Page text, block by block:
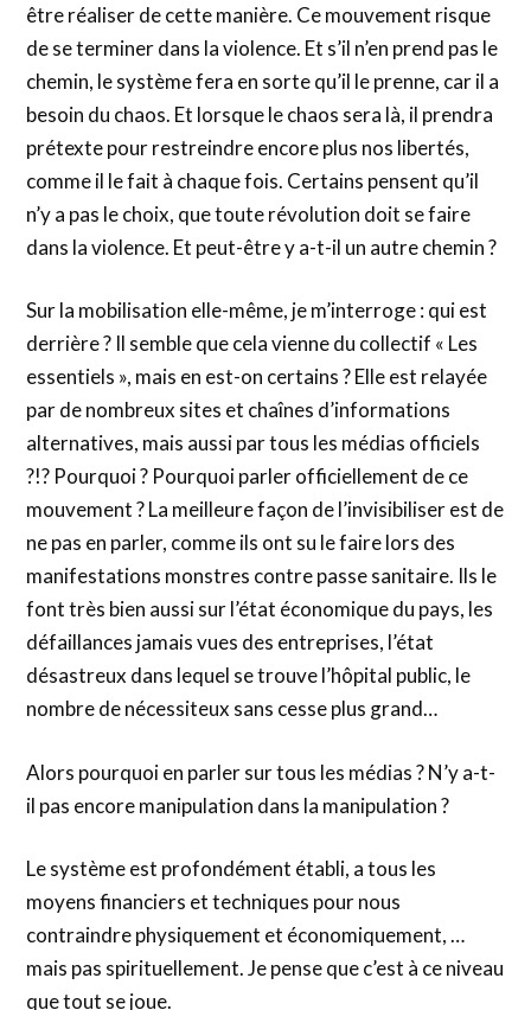
être réaliser de cette manière. Ce mouvement risque
de se terminer dans la violence. Et s’il n’en prend pas le
chemin, le système fera en sorte qu’il le prenne, car il a
besoin du chaos. Et lorsque le chaos sera là, il prendra
prétexte pour restreindre encore plus nos libertés,
comme il le fait à chaque fois. Certains pensent qu’il
n’y a pas le choix, que toute révolution doit se faire
dans la violence. Et peut-être y a-t-il un autre chemin ?
Sur la mobilisation elle-même, je m’interroge : qui est
derrière ? Il semble que cela vienne du collectif « Les
essentiels », mais en est-on certains ? Elle est relayée
par de nombreux sites et chaînes d’informations
alternatives, mais aussi par tous les médias officiels
?!? Pourquoi ? Pourquoi parler officiellement de ce
mouvement ? La meilleure façon de l’invisibiliser est de
ne pas en parler, comme ils ont su le faire lors des
manifestations monstres contre passe sanitaire. Ils le
font très bien aussi sur l’état économique du pays, les
défaillances jamais vues des entreprises, l’état
désastreux dans lequel se trouve l’hôpital public, le
nombre de nécessiteux sans cesse plus grand…
Alors pourquoi en parler sur tous les médias ? N’y a-t-
il pas encore manipulation dans la manipulation ?
Le système est profondément établi, a tous les
moyens financiers et techniques pour nous
contraindre physiquement et économiquement, …
mais pas spirituellement. Je pense que c’est à ce niveau
que tout se joue.